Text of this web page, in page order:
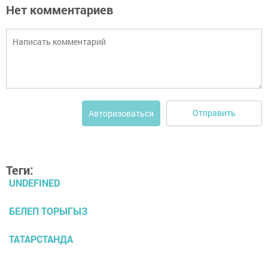
Нет комментариев
Авторизоваться Отправить
Теги:
UNDEFINED
БЕЛЕП ТОРЫГЫЗ
ТАТАРСТАНДА